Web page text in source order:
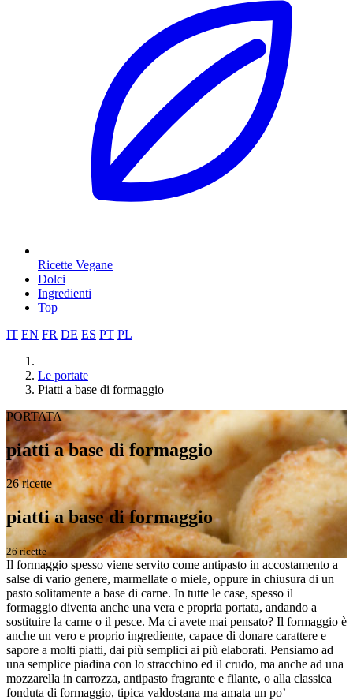
Ricette Vegane
Dolci
Ingredienti
Top
IT EN FR DE ES PT PL
Le portate
Piatti a base di formaggio
PORTATA
piatti a base di formaggio
26 ricette
piatti a base di formaggio
26 ricette
Il formaggio spesso viene servito come antipasto in accostamento a
salse di vario genere, marmellate o miele, oppure in chiusura di un
pasto solitamente a base di carne. In tutte le case, spesso il
formaggio diventa anche una vera e propria portata, andando a
sostituire la carne o il pesce. Ma ci avete mai pensato? Il formaggio è
anche un vero e proprio ingrediente, capace di donare carattere e
sapore a molti piatti, dai più semplici ai più elaborati. Pensiamo ad
una semplice piadina con lo stracchino ed il crudo, ma anche ad una
mozzarella in carrozza, antipasto fragrante e filante, o alla classica
fonduta di formaggio, tipica valdostana ma amata un po’